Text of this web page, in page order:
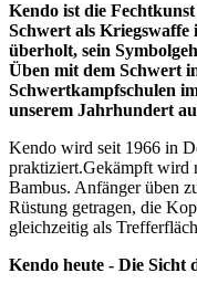
Kendo ist die
Schwert als
überholt, sein
Üben mit dem Schwert
Schwertkampfschulen
unserem Jahrhundert
Kendo wird seit 1966 in
praktiziert.Gekämpft wird
Bambus. Anfänger üben
Rüstung getragen, die
gleichzeitig als
Kendo heute - Die Sicht